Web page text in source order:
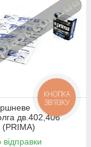
дв.402,406
01-АР
КНОПКА
ЗВ'ЯЗКУ